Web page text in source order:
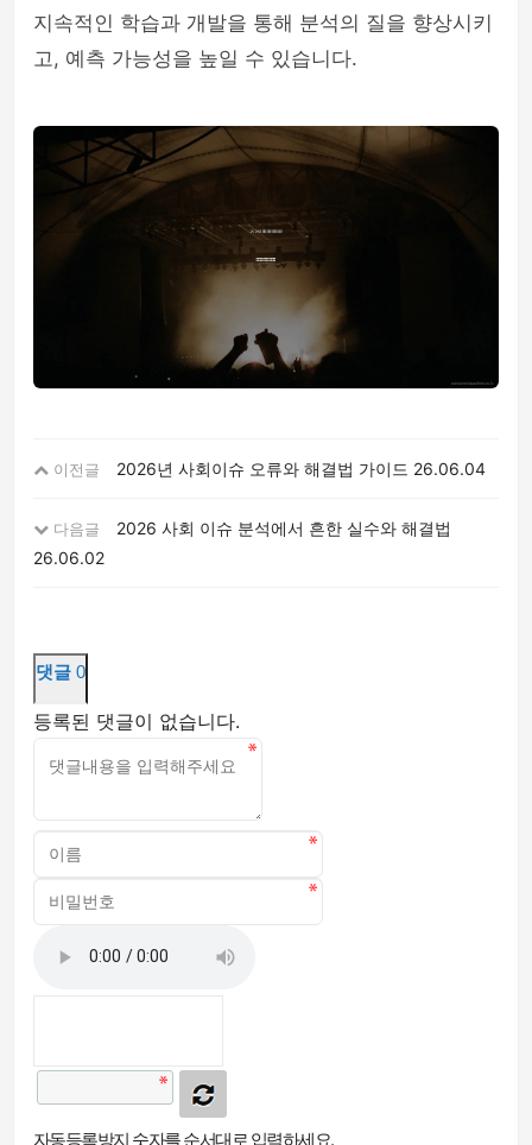
지속적인 학습과 개발을 통해 분석의 질을 향상시키
고, 예측 가능성을 높일 수 있습니다.
이전글 2026년 사회이슈 오류와 해결법 가이드 26.06.04
다음글
2026 사회 이슈 분석에서 흔한 실수와 해결법
26.06.02
댓글 0
등록된 댓글이 없습니다.
자동등록방지 숫자를 순서대로 입력하세요.